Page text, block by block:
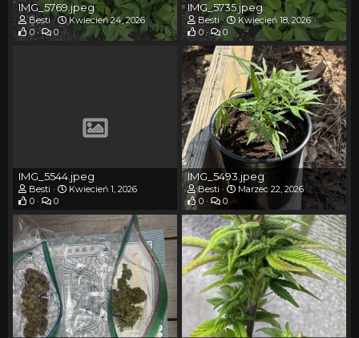
IMG_5769.jpeg
Besti
Kwiecień 24, 2026
0
0
IMG_5735.jpeg
Besti
Kwiecień 18, 2026
0
0
IMG_5544.jpeg
Besti
Kwiecień 1, 2026
0
0
IMG_5493.jpeg
Besti
Marzec 22, 2026
0
0